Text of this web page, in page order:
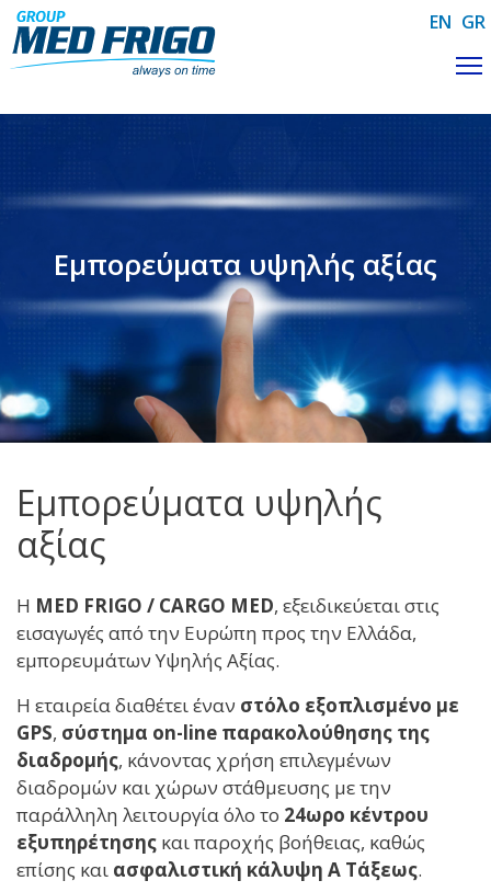
Skip to main content EN GR
Εμπορεύματα υψηλής αξίας
Εμπορεύματα υψηλής
αξίας
Η MED FRIGO / CARGO MED, εξειδικεύεται στις
εισαγωγές από την Ευρώπη προς την Ελλάδα,
εμπορευμάτων Υψηλής Αξίας.
Η εταιρεία διαθέτει έναν στόλο εξοπλισμένο με
GPS, σύστημα on-line παρακολούθησης της
διαδρομής, κάνοντας χρήση επιλεγμένων
διαδρομών και χώρων στάθμευσης με την
παράλληλη λειτουργία όλο το 24ωρο κέντρου
εξυπηρέτησης και παροχής βοήθειας, καθώς
επίσης και ασφαλιστική κάλυψη Α Τάξεως.